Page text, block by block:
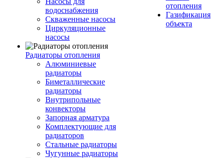
водоснабжения
Скваженные насосы
Циркуляционные
насосы
Радиаторы отопления
Алюминиевые
радиаторы
Биметаллические
радиаторы
Внутрипольные
конвекторы
Запорная арматура
Комплектующие для
радиаторов
Стальные радиаторы
Чугунные радиаторы
отопления
Газификация
объекта